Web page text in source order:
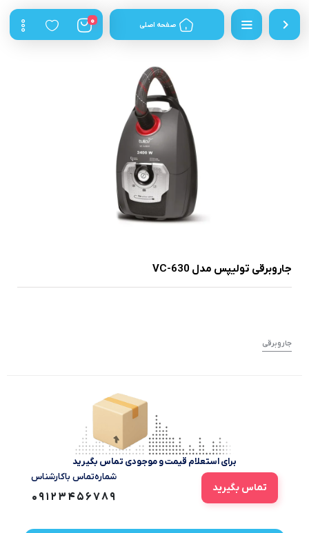
صفحه اصلی 0
جاروبرقی تولیپس مدل VC-630
جاروبرقی‌
برای استعلام قیمت و موجودی تماس بگیرید
تماس بگیرید
شماره‌تماس‌ با‌کارشناس
09123456789